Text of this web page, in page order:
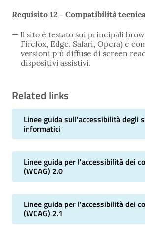
Requisito 12 - Compatibilità tecnica
Il sito è testato sui principali
Firefox, Edge, Safari, Opera) e
versioni più diffuse di screen
dispositivi assistivi.
Related links
Linee guida sull'accessibilità degli
informatici
Linee guida per l'accessibilità dei
(WCAG) 2.0
Linee guida per l'accessibilità dei
(WCAG) 2.1